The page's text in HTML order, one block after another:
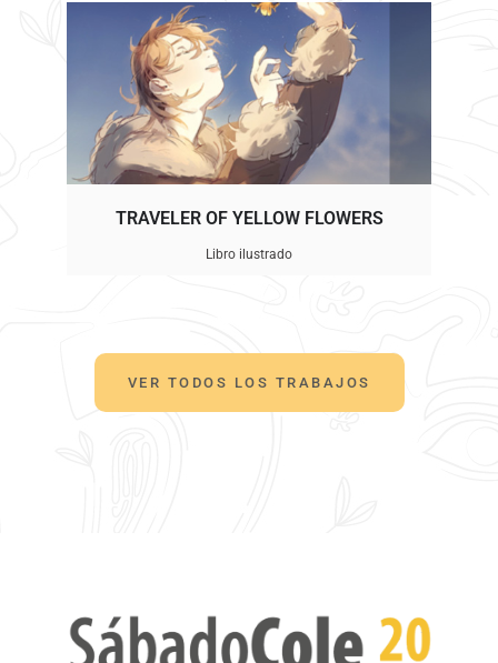
TRAVELER OF YELLOW FLOWERS
Libro ilustrado
VER TODOS LOS TRABAJOS